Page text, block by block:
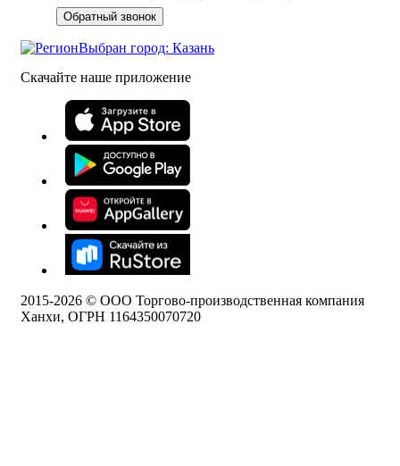
Выбран город: Казань
Скачайте наше приложение
2015-2026 © ООО Торгово-производственная компания
Ханхи, ОГРН 1164350070720